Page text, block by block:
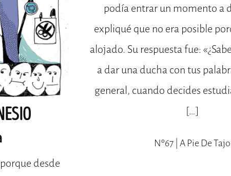
desde
podía entrar un momento a
expliqué que no era posible
alojado. Su respuesta fue:
a dar una ducha con tus
general, cuando decides
[…]
Nº67 | A Pie De Tajo